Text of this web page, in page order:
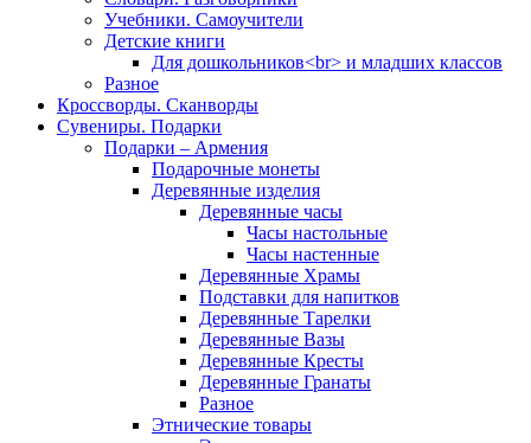
Учебники. Самоучители
Детские книги
Для дошкольников<br> и младших классов
Разное
Кроссворды. Сканворды
Сувениры. Подарки
Подарки – Армения
Подарочные монеты
Деревянные изделия
Деревянные часы
Часы настольные
Часы настенные
Деревянные Храмы
Подставки для напитков
Деревянные Тарелки
Деревянные Вазы
Деревянные Кресты
Деревянные Гранаты
Разное
Этнические товары